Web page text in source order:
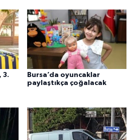
3.
Bursa’da oyuncaklar
paylaştıkça çoğalacak